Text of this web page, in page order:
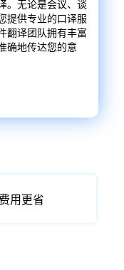
。无论是会议、谈
提供专业的口译服
翻译团队拥有丰富
确地传达您的意
用更省